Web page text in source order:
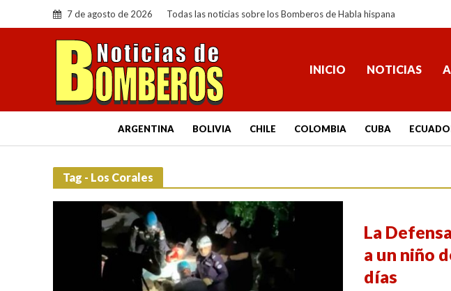
7 de agosto de 2026 Todas las noticias sobre los Bomberos de Habla hispana
INICIO NOTICIAS
ARGENTINA BOLIVIA CHILE COLOMBIA CUBA
Tag - Los Corales
La
a un niño
días